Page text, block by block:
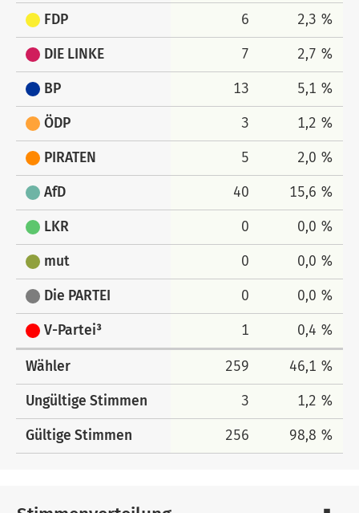
FDP 6 2,3 %
DIE LINKE 7 2,7 %
BP 13 5,1 %
ÖDP 3 1,2 %
PIRATEN 5 2,0 %
AfD 40 15,6 %
LKR 0 0,0 %
mut 0 0,0 %
Die PARTEI 0 0,0 %
V-Partei³ 1 0,4 %
Wähler 259 46,1 %
Ungültige Stimmen 3 1,2 %
Gültige Stimmen 256 98,8 %